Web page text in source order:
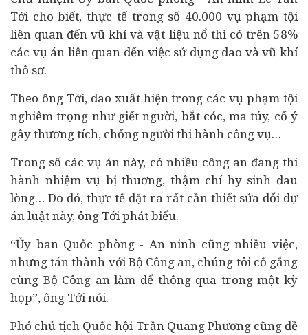
Tới cho biết, thực tế trong số 40.000 vụ phạm tội
liên quan đến vũ khí và vật liệu nổ thì có trên 58%
các vụ án liên quan dến việc sử dụng dao và vũ khí
thô sơ.
Theo ông Tới, dao xuất hiện trong các vụ phạm tội
nghiêm trọng như giết người, bắt cóc, ma túy, cố ý
gây thương tích, chống người thi hành công vụ…
Trong số các vụ án này, có nhiều công an đang thi
hành nhiệm vụ bị thuơng, thậm chí hy sinh đau
lòng… Do đó, thực tế đặt ra rất cần thiết sửa đổi dự
án luật này, ông Tới phát biểu.
“Ủy ban Quốc phòng - An ninh cũng nhiều việc,
nhưng tán thành với Bộ Công an, chúng tôi cố gắng
cùng Bộ Công an làm để thông qua trong một kỳ
họp”, ông Tới nói.
Phó chủ tịch Quốc hội Trần Quang Phương cũng đề